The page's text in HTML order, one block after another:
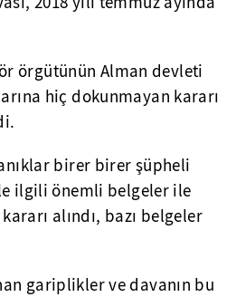
örgütünün Alman devleti
hiç dokunmayan kararı
birer birer şüpheli
ilgili önemli belgeler ile
alındı, bazı belgeler
gariplikler ve davanın bu